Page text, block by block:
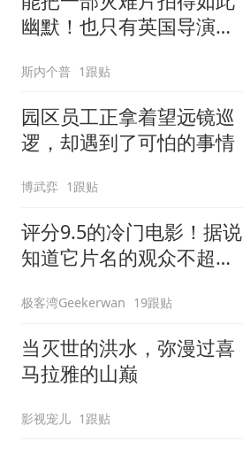
幽默！也只有英国导演才
斯内个普 1跟贴
园区员工正拿着望远镜巡
逻，却遇到了可怕的事情
博武弈 1跟贴
评分9.5的冷门电影！据说
知道它片名的观众不超过
极客湾Geekerwan 19跟贴
当灭世的洪水，弥漫过喜
马拉雅的山巅
影视宠儿 1跟贴